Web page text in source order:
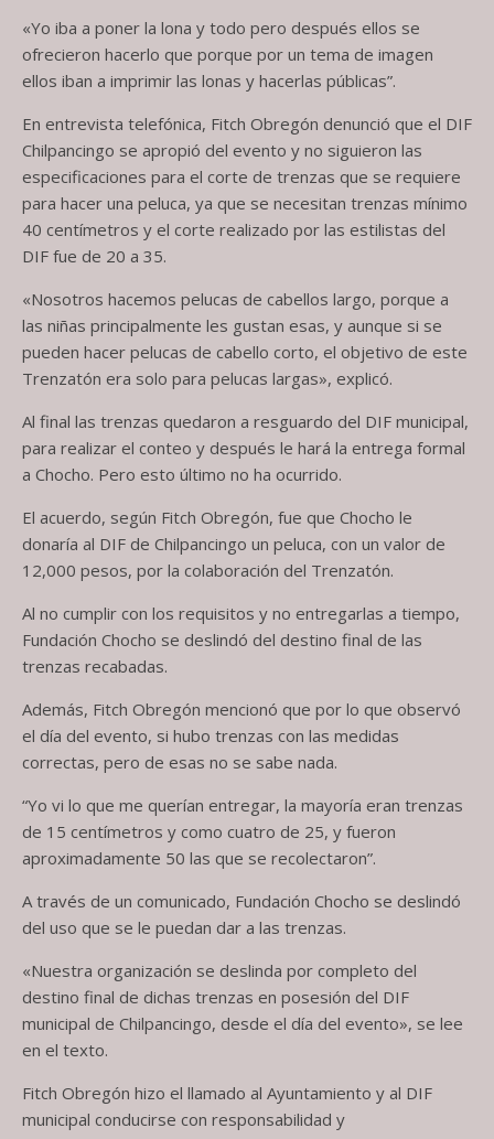
«Yo iba a poner la lona y todo pero después ellos se
ofrecieron hacerlo que porque por un tema de imagen
ellos iban a imprimir las lonas y hacerlas públicas”.
En entrevista telefónica, Fitch Obregón denunció que el DIF
Chilpancingo se apropió del evento y no siguieron las
especificaciones para el corte de trenzas que se requiere
para hacer una peluca, ya que se necesitan trenzas mínimo
40 centímetros y el corte realizado por las estilistas del
DIF fue de 20 a 35.
«Nosotros hacemos pelucas de cabellos largo, porque a
las niñas principalmente les gustan esas, y aunque si se
pueden hacer pelucas de cabello corto, el objetivo de este
Trenzatón era solo para pelucas largas», explicó.
Al final las trenzas quedaron a resguardo del DIF municipal,
para realizar el conteo y después le hará la entrega formal
a Chocho. Pero esto último no ha ocurrido.
El acuerdo, según Fitch Obregón, fue que Chocho le
donaría al DIF de Chilpancingo un peluca, con un valor de
12,000 pesos, por la colaboración del Trenzatón.
Al no cumplir con los requisitos y no entregarlas a tiempo,
Fundación Chocho se deslindó del destino final de las
trenzas recabadas.
Además, Fitch Obregón mencionó que por lo que observó
el día del evento, si hubo trenzas con las medidas
correctas, pero de esas no se sabe nada.
“Yo vi lo que me querían entregar, la mayoría eran trenzas
de 15 centímetros y como cuatro de 25, y fueron
aproximadamente 50 las que se recolectaron”.
A través de un comunicado, Fundación Chocho se deslindó
del uso que se le puedan dar a las trenzas.
«Nuestra organización se deslinda por completo del
destino final de dichas trenzas en posesión del DIF
municipal de Chilpancingo, desde el día del evento», se lee
en el texto.
Fitch Obregón hizo el llamado al Ayuntamiento y al DIF
municipal conducirse con responsabilidad y